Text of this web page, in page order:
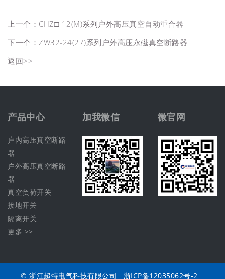
上一个： CHZ□-12(M)系列户外高压真空自动重合器
下一个： ZW32-24(27)系列户外高压永磁真空断路器
返回>>
产品中心
户内高压真空断路
器
户外高压真空断路
器
真空负荷开关
接地开关
隔离开关
更多 >>
加我微信 微官网
© 浙江超特电气科技有限公司 浙ICP备12035062号-2